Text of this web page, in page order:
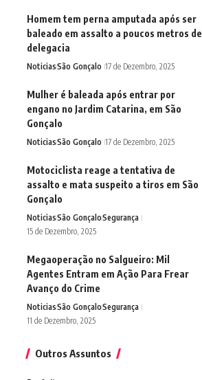
Homem tem perna amputada após ser
baleado em assalto a poucos metros de
delegacia
NoticiasSão Gonçalo 17 de Dezembro, 2025
Mulher é baleada após entrar por
engano no Jardim Catarina, em São
Gonçalo
NoticiasSão Gonçalo 17 de Dezembro, 2025
Motociclista reage a tentativa de
assalto e mata suspeito a tiros em São
Gonçalo
NoticiasSão GonçaloSegurança
15 de Dezembro, 2025
Megaoperação no Salgueiro: Mil
Agentes Entram em Ação Para Frear
Avanço do Crime
NoticiasSão GonçaloSegurança
11 de Dezembro, 2025
Outros Assuntos